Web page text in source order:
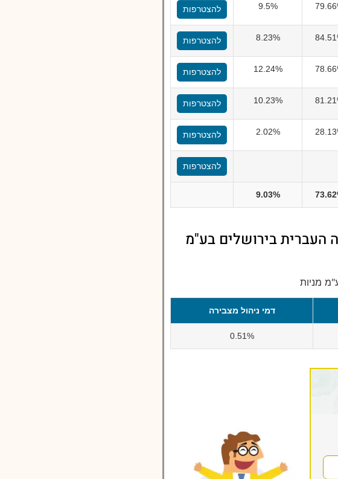
9.5% להצטרפות
8.23% להצטרפות
12.24% להצטרפות
10.23% להצטרפות
2.02% להצטרפות
להצטרפות
9.03%
העברית בירושלים בע"מ
מניות
דמי ניהול מצבירה
0.51%